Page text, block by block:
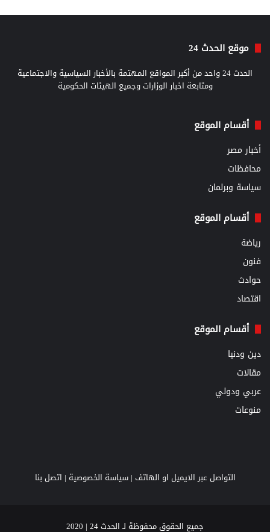
موقع الحدث 24
الحدث 24 واحد من أكبر المواقع المهتمة بالأخبار السياسية والاجتماعية
ومتابعة اخبار الوزارات وجميع الهيئات الحكومية
أقسام الموقع
أخبار مصر
محافظات
سياسة وبرلمان
أقسام الموقع
رياضة
فنون
حوادث
اقتصاد
أقسام الموقع
دين ودنيا
مقالات
عربي ودولي
منوعات
التواصل عبر الايميل او الهاتف |سياسة الخصوصية | اتصل بنا
جميع الحقوق محفوظة لـ الحدث 24 | 2020